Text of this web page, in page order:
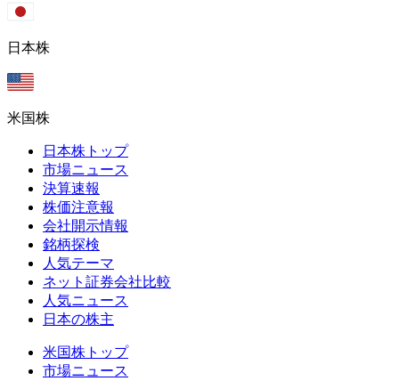
日本株
米国株
日本株トップ
市場ニュース
決算速報
株価注意報
会社開示情報
銘柄探検
人気テーマ
ネット証券会社比較
人気ニュース
日本の株主
米国株トップ
市場ニュース